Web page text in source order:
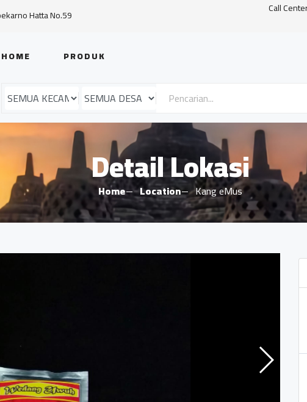
Hatta No.59 Call
HOME PRODUK
Detail Lokasi
Home Location Kang eMus